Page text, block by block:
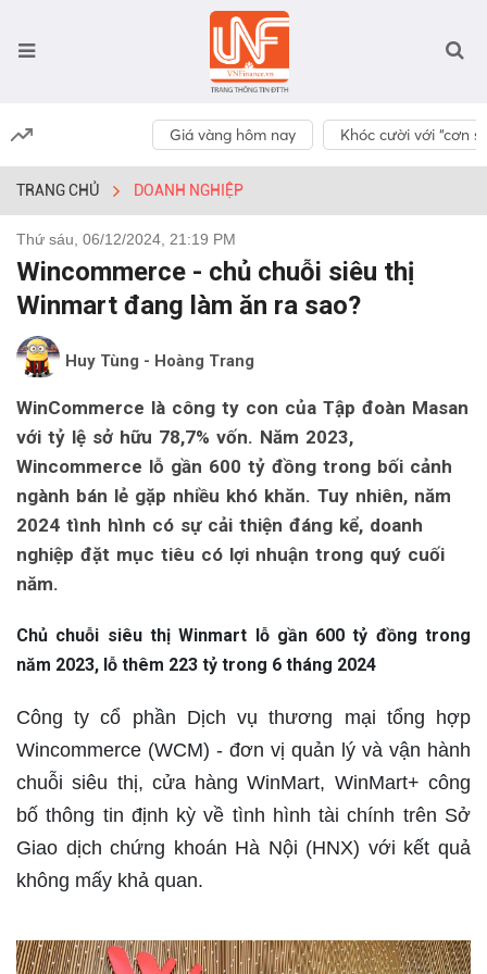
Giá vàng hôm nay Khóc cười với “cơn
TRANG CHỦ DOANH NGHIỆP
Thứ sáu, 06/12/2024, 21:19 PM
Wincommerce - chủ chuỗi siêu thị
Winmart đang làm ăn ra sao?
Huy Tùng - Hoàng Trang
WinCommerce là công ty con của Tập đoàn Masan
với tỷ lệ sở hữu 78,7% vốn. Năm 2023,
Wincommerce lỗ gần 600 tỷ đồng trong bối cảnh
ngành bán lẻ gặp nhiều khó khăn. Tuy nhiên, năm
2024 tình hình có sự cải thiện đáng kể, doanh
nghiệp đặt mục tiêu có lợi nhuận trong quý cuối
năm.
Chủ chuỗi siêu thị Winmart lỗ gần 600 tỷ đồng trong
năm 2023, lỗ thêm 223 tỷ trong 6 tháng 2024
Công ty cổ phần Dịch vụ thương mại tổng hợp
Wincommerce (WCM) - đơn vị quản lý và vận hành
chuỗi siêu thị, cửa hàng WinMart, WinMart+ công
bố thông tin định kỳ về tình hình tài chính trên Sở
Giao dịch chứng khoán Hà Nội (HNX) với kết quả
không mấy khả quan.